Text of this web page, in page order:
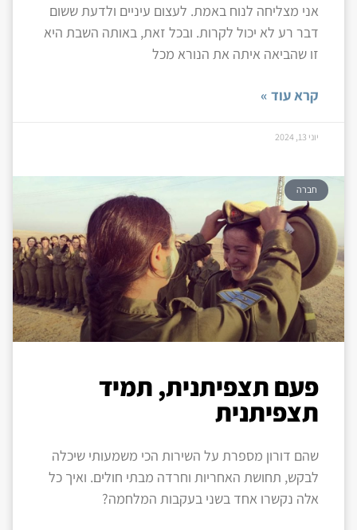
אני מצליחה לנוח באמת. לעצום עיניים ולדעת ששום
דבר רע לא יכול לקרות. ובכל זאת, באותה השבת היא
זו שהביאה איתה את הנורא מכל
קרא עוד »
יוני 13, 2024
חברה
פעם תצפיתנית, תמיד
תצפיתנית
שהם דורון מספרת על השירות הכי משמעותי שיכלה
לבקש, תחושת האחריות וחרדה מבתי חולים. ואיך כל
אלה נקשרו אחד בשני בעקבות המלחמה?